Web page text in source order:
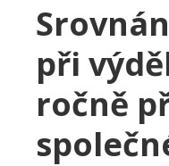
při
ročně